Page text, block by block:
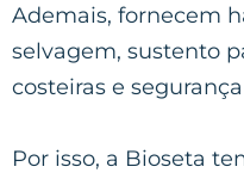
Ademais, fornecem
selvagem, sustento
costeiras e
Por isso, a Bioseta